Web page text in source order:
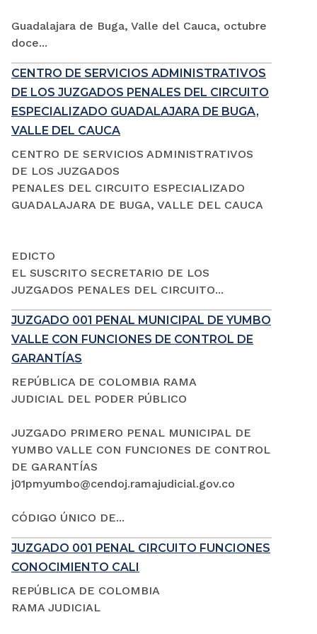
Guadalajara de Buga, Valle del Cauca, octubre
doce...
CENTRO DE SERVICIOS ADMINISTRATIVOS
DE LOS JUZGADOS PENALES DEL CIRCUITO
ESPECIALIZADO GUADALAJARA DE BUGA,
VALLE DEL CAUCA
CENTRO DE SERVICIOS ADMINISTRATIVOS
DE LOS JUZGADOS
PENALES DEL CIRCUITO ESPECIALIZADO
GUADALAJARA DE BUGA, VALLE DEL CAUCA
EDICTO
EL SUSCRITO SECRETARIO DE LOS
JUZGADOS PENALES DEL CIRCUITO...
JUZGADO 001 PENAL MUNICIPAL DE YUMBO
VALLE CON FUNCIONES DE CONTROL DE
GARANTÍAS
REPÚBLICA DE COLOMBIA RAMA
JUDICIAL DEL PODER PÚBLICO
JUZGADO PRIMERO PENAL MUNICIPAL DE
YUMBO VALLE CON FUNCIONES DE CONTROL
DE GARANTÍAS
j01pmyumbo@cendoj.ramajudicial.gov.co
CÓDIGO ÚNICO DE...
JUZGADO 001 PENAL CIRCUITO FUNCIONES
CONOCIMIENTO CALI
REPÚBLICA DE COLOMBIA
RAMA JUDICIAL